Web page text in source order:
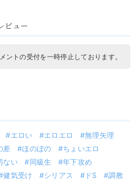
ビュー
ントの受付を一時停止しております。
エロい エロエロ
無理矢理
差 ほのぼの
ちょいエロ
ない 同級生
年下攻め
健気受け シリアス ドS
調教